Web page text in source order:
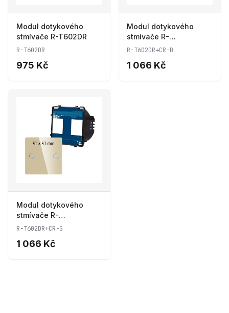
Modul dotykového
stmívače R-T602DR
R-T602DR
975 Kč
Modul dotykového
stmívače R-
T602DR+CR-B
R-T602DR+CR-B
1 066 Kč
Modul dotykového
stmívače R-
T602DR+CR-G
R-T602DR+CR-G
1 066 Kč